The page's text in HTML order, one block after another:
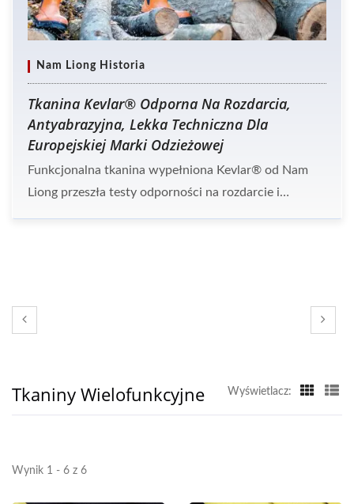
Nam Liong Historia
Tkanina Kevlar® Odporna Na Rozdarcia,
Antyabrazyjna, Lekka Techniczna Dla
Europejskiej Marki Odzieżowej
Funkcjonalna tkanina wypełniona Kevlar® od Nam
Liong przeszła testy odporności na rozdarcie i
Tkaniny Wielofunkcyjne Wyświetlacz:
Wynik 1 - 6 z 6